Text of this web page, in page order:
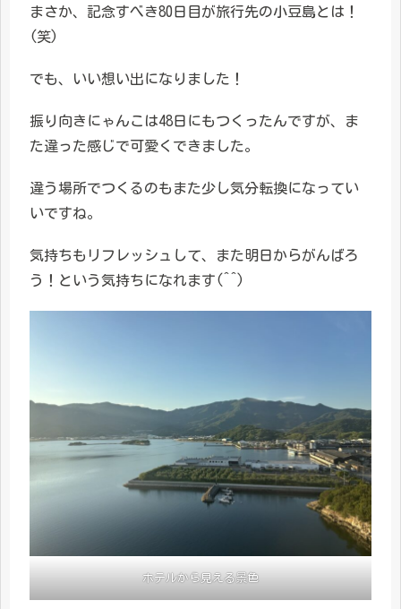
まさか、記念すべき80日目が旅行先の小豆島とは！
(笑)
でも、いい想い出になりました！
振り向きにゃんこは48日にもつくったんですが、ま
た違った感じで可愛くできました。
違う場所でつくるのもまた少し気分転換になってい
いですね。
気持ちもリフレッシュして、また明日からがんばろ
う！という気持ちになれます(^^)
ホテルから見える景色